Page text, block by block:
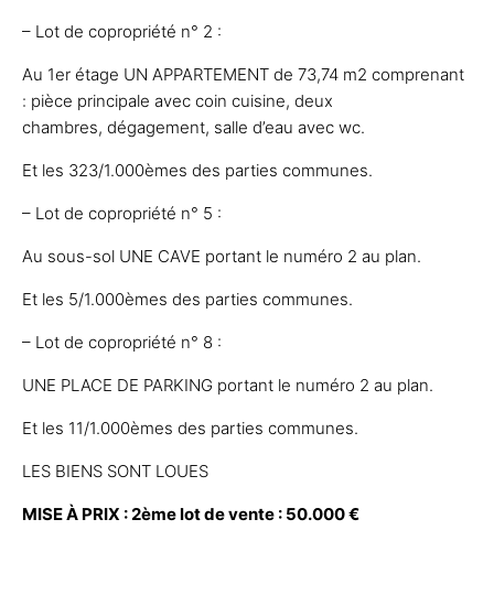
– Lot de copropriété n° 2 :
Au 1er étage UN APPARTEMENT de 73,74 m2 comprenant
: pièce principale avec coin cuisine, deux
chambres, dégagement, salle d’eau avec wc.
Et les 323/1.000èmes des parties communes.
– Lot de copropriété n° 5 :
Au sous-sol UNE CAVE portant le numéro 2 au plan.
Et les 5/1.000èmes des parties communes.
– Lot de copropriété n° 8 :
UNE PLACE DE PARKING portant le numéro 2 au plan.
Et les 11/1.000èmes des parties communes.
LES BIENS SONT LOUES
MISE À PRIX : 2ème lot de vente : 50.000 €